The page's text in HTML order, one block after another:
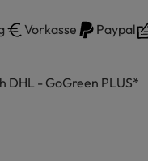
Vorkasse Paypal
DHL - GoGreen PLUS*